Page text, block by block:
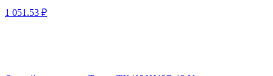
1 051.53 ₽